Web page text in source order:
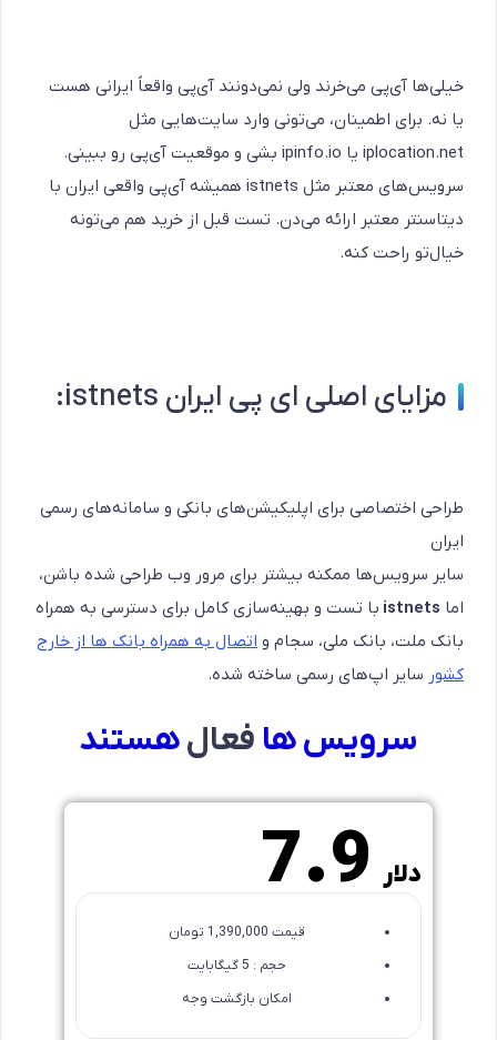
خیلی‌ها آی‌پی می‌خرند ولی نمی‌دونند آی‌پی واقعاً ایرانی هست
یا نه. برای اطمینان، می‌تونی وارد سایت‌هایی مثل
iplocation.net یا ipinfo.io بشی و موقعیت آی‌پی رو ببینی.
سرویس‌های معتبر مثل istnets همیشه آی‌پی واقعی ایران با
دیتاسنتر معتبر ارائه می‌دن. تست قبل از خرید هم می‌تونه
خیال‌تو راحت کنه.
مزایای اصلی ای پی ایران istnets:
طراحی اختصاصی برای اپلیکیشن‌های بانکی و سامانه‌های رسمی
ایران
سایر سرویس‌ها ممکنه بیشتر برای مرور وب طراحی شده باشن،
اما istnets با تست و بهینه‌سازی کامل برای دسترسی به همراه
بانک ملت، بانک ملی، سجام و اتصال به همراه بانک ها از خارج
کشور سایر اپ‌های رسمی ساخته شده.
سرویس ها فعالهستند
دلار 7.9
قیمت 1,390,000 تومان
حجم : 5 گیگابایت
امکان بازگشت وجه